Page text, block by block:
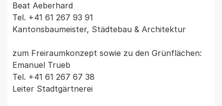
Beat Aeberhard
Tel. +41 61 267 93 91
Kantonsbaumeister, Städtebau & Architektur
zum Freiraumkonzept sowie zu den Grünflächen:
Emanuel Trueb
Tel. +41 61 267 67 38
Leiter Stadtgärtnerei